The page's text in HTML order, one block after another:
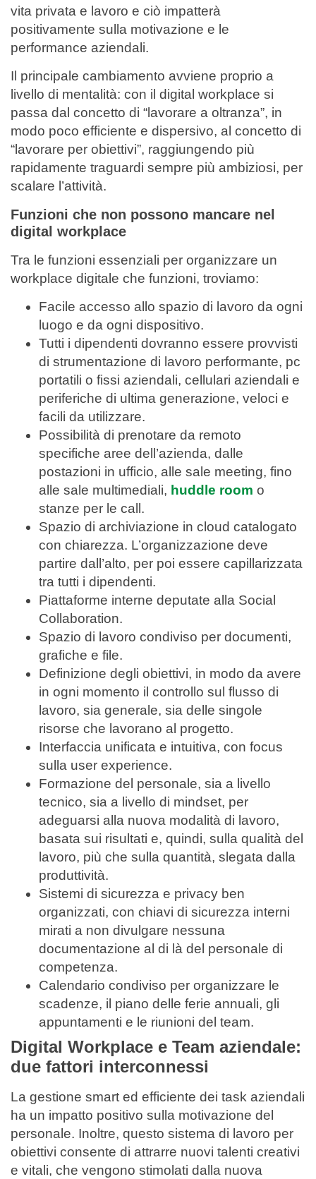
vita privata e lavoro e ciò impatterà
positivamente sulla motivazione e le
performance aziendali.
Il principale cambiamento avviene proprio a
livello di mentalità: con il digital workplace si
passa dal concetto di “lavorare a oltranza”, in
modo poco efficiente e dispersivo, al concetto di
“lavorare per obiettivi”, raggiungendo più
rapidamente traguardi sempre più ambiziosi, per
scalare l’attività.
Funzioni che non possono mancare nel
digital workplace
Tra le funzioni essenziali per organizzare un
workplace digitale che funzioni, troviamo:
Facile accesso allo spazio di lavoro da ogni
luogo e da ogni dispositivo.
Tutti i dipendenti dovranno essere provvisti
di strumentazione di lavoro performante, pc
portatili o fissi aziendali, cellulari aziendali e
periferiche di ultima generazione, veloci e
facili da utilizzare.
Possibilità di prenotare da remoto
specifiche aree dell’azienda, dalle
postazioni in ufficio, alle sale meeting, fino
alle sale multimediali, huddle room o
stanze per le call.
Spazio di archiviazione in cloud catalogato
con chiarezza. L’organizzazione deve
partire dall’alto, per poi essere capillarizzata
tra tutti i dipendenti.
Piattaforme interne deputate alla Social
Collaboration.
Spazio di lavoro condiviso per documenti,
grafiche e file.
Definizione degli obiettivi, in modo da avere
in ogni momento il controllo sul flusso di
lavoro, sia generale, sia delle singole
risorse che lavorano al progetto.
Interfaccia unificata e intuitiva, con focus
sulla user experience.
Formazione del personale, sia a livello
tecnico, sia a livello di mindset, per
adeguarsi alla nuova modalità di lavoro,
basata sui risultati e, quindi, sulla qualità del
lavoro, più che sulla quantità, slegata dalla
produttività.
Sistemi di sicurezza e privacy ben
organizzati, con chiavi di sicurezza interni
mirati a non divulgare nessuna
documentazione al di là del personale di
competenza.
Calendario condiviso per organizzare le
scadenze, il piano delle ferie annuali, gli
appuntamenti e le riunioni del team.
Digital Workplace e Team aziendale:
due fattori interconnessi
La gestione smart ed efficiente dei task aziendali
ha un impatto positivo sulla motivazione del
personale. Inoltre, questo sistema di lavoro per
obiettivi consente di attrarre nuovi talenti creativi
e vitali, che vengono stimolati dalla nuova